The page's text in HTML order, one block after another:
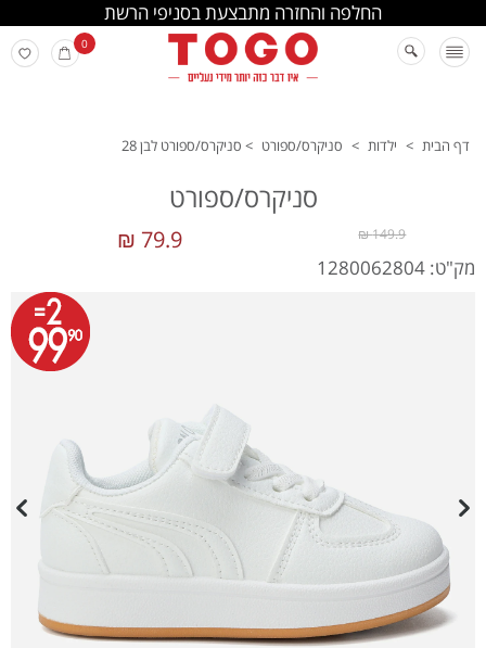
החלפה והחזרה מתבצעת בסניפי הרשת
0
דף הבית > ילדות > סניקרס/ספורט > סניקרס/ספורט לבן 28
סניקרס/ספורט
79.9 ₪ 149.9 ₪
מק"ט: 1280062804